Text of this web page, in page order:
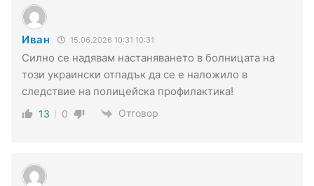
Иван 15.06.2026 10:31 10:31
Силно се надявам настаняването в болницата на
този украински отпадък да се е наложило в
следствие на полицейска профилактика!
13 0 Отговор